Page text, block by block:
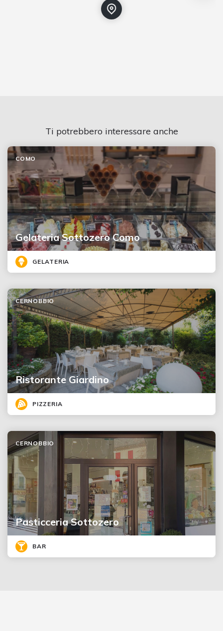
Ti potrebbero interessare anche
Gelateria Sottozero Como
COMO
GELATERIA
Ristorante Giardino
CERNOBBIO
PIZZERIA
Pasticceria Sottozero
CERNOBBIO
BAR